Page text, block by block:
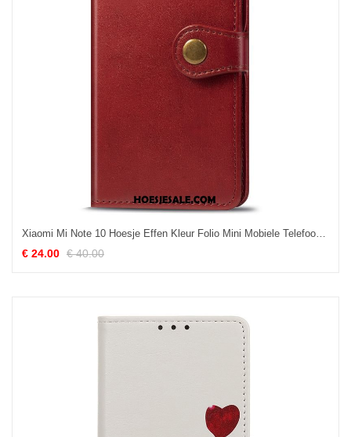
Xiaomi Mi Note 10 Hoesje Effen Kleur Folio Mini Mobiele Telefoon Hoes Online
€ 24.00 € 40.00